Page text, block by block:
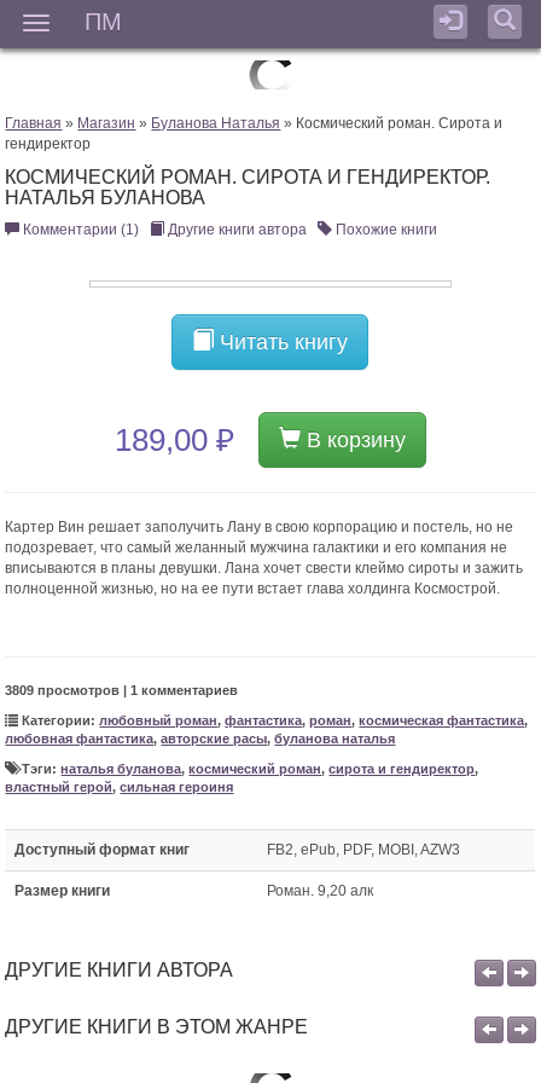
ПМ
Главная » Магазин » Буланова Наталья » Космический роман. Сирота и
гендиректор
КОСМИЧЕСКИЙ РОМАН. СИРОТА И ГЕНДИРЕКТОР.
НАТАЛЬЯ БУЛАНОВА
Комментарии (1) Другие книги автора Похожие книги
Читать книгу
189,00 ₽ В корзину
Картер Вин решает заполучить Лану в свою корпорацию и постель, но не
подозревает, что самый желанный мужчина галактики и его компания не
вписываются в планы девушки. Лана хочет свести клеймо сироты и зажить
полноценной жизнью, но на ее пути встает глава холдинга Космострой.
3809 просмотров | 1 комментариев
Категории: любовный роман,фантастика,роман,космическая фантастика,
любовная фантастика,авторские расы,буланова наталья
Тэги:наталья буланова,космический роман,сирота и гендиректор,
властный герой,сильная героиня
Доступный формат книг FB2, ePub, PDF, MOBI, AZW3
Размер книги Роман. 9,20 алк
ДРУГИЕ КНИГИ АВТОРА
ДРУГИЕ КНИГИ В ЭТОМ ЖАНРЕ